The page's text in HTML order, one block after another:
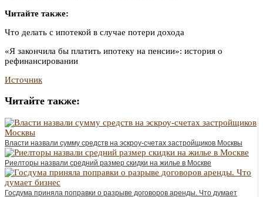
Читайте также:
Что делать с ипотекой в случае потери дохода
«Я закончила бы платить ипотеку на пенсии»: история о
рефинансировании
Источник
Читайте также:
Власти назвали сумму средств на эскроу-счетах застройщиков Москвы
Риелторы назвали средний размер скидки на жилье в Москве
Госдума приняла поправки о разрыве договоров аренды. Что думает